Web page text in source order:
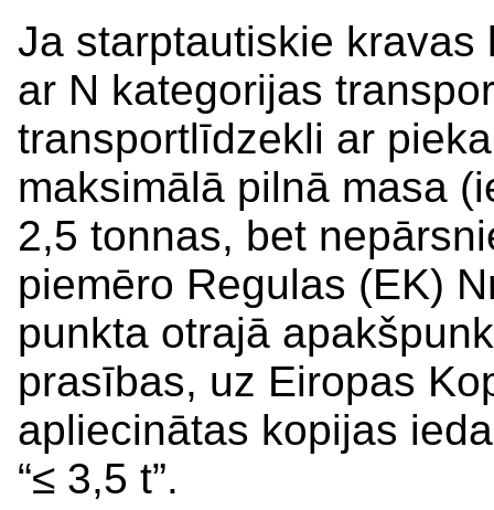
Ja starptautiskie
ar N kategorijas
transportlīdzekli ar
maksimālā pilnā masa
2,5 tonnas, bet
piemēro Regulas (EK)
punkta otrajā
prasības, uz Eiropas
apliecinātas kopijas
“≤ 3,5 t”.